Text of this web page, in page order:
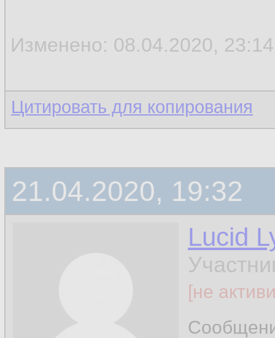
Изменено: 08.04.2020,
Цитировать для копирования
21.04.2020, 19:32
Lucid
[не